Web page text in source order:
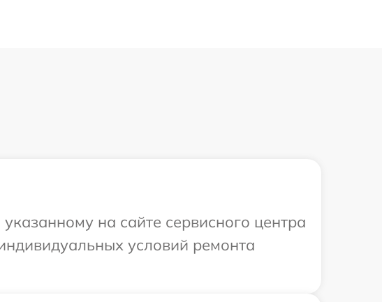
на сайте сервисного центра
условий ремонта